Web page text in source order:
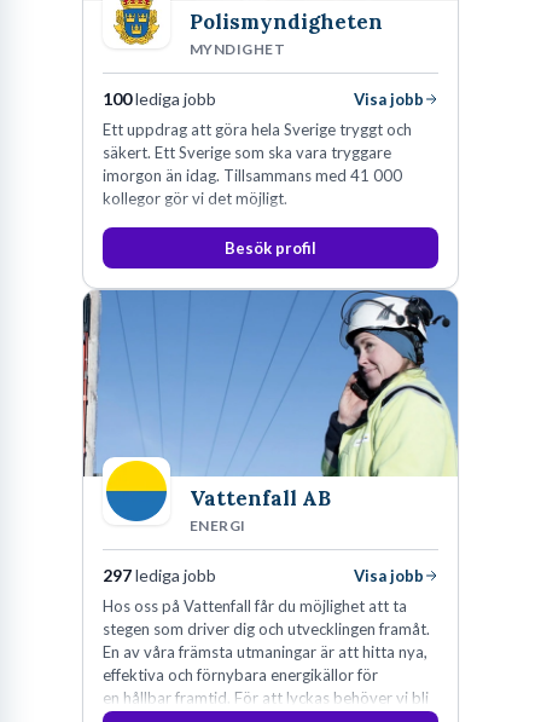
Polismyndigheten
MYNDIGHET
100lediga jobb
Visa jobb
Ett uppdrag att göra hela Sverige tryggt och
säkert. Ett Sverige som ska vara tryggare
imorgon än idag. Tillsammans med 41 000
kollegor gör vi det möjligt.
Besök profil
Vattenfall AB
ENERGI
297lediga jobb
Visa jobb
Hos oss på Vattenfall får du möjlighet att ta
stegen som driver dig och utvecklingen framåt.
En av våra främsta utmaningar är att hitta nya,
effektiva och förnybara energikällor för
en hållbar framtid. För att lyckas behöver vi bli